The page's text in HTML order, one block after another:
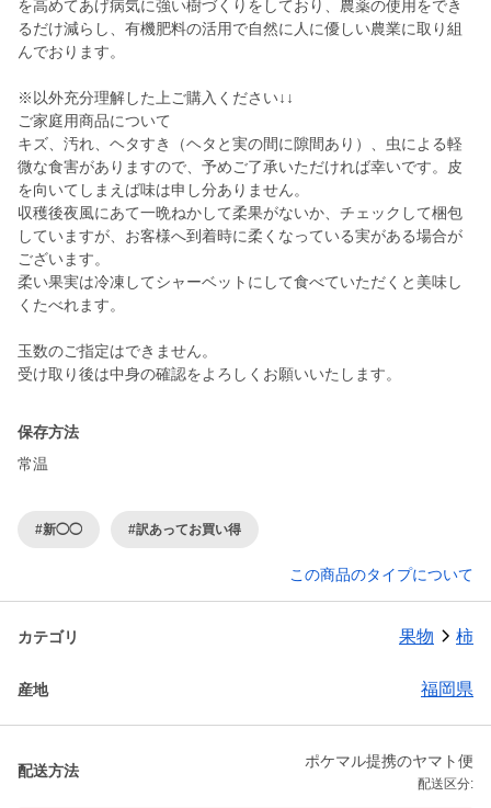
を高めてあげ病気に強い樹づくりをしており、農薬の使用をでき
るだけ減らし、有機肥料の活用で自然に人に優しい農業に取り組
んでおります。
※以外充分理解した上ご購入ください↓↓
ご家庭用商品について
キズ、汚れ、ヘタすき（ヘタと実の間に隙間あり）、虫による軽
微な食害がありますので、予めご了承いただければ幸いです。皮
を向いてしまえば味は申し分ありません。
収穫後夜風にあて一晩ねかして柔果がないか、チェックして梱包
していますが、お客様へ到着時に柔くなっている実がある場合が
ございます。
柔い果実は冷凍してシャーベットにして食べていただくと美味し
くたべれます。
玉数のご指定はできません。
保存方法
常温
#新◯◯ #訳あってお買い得
この商品のタイプについて
カテゴリ 果物 柿
産地 福岡県
配送方法
ポケマル提携のヤマト便
配送区分: